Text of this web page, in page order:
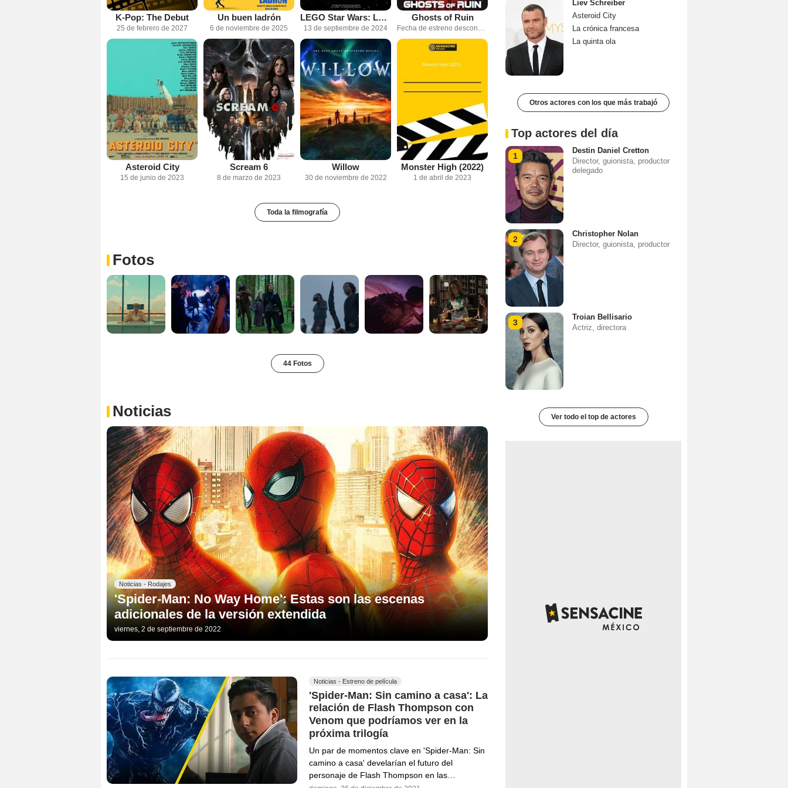
K-Pop: The Debut
25 de febrero de 2027
Un buen ladrón
6 de noviembre de 2025
LEGO Star Wars: La reconstrucción de la galaxia
13 de septiembre de 2024
Ghosts of Ruin
Fecha de estreno desconocida
Asteroid City
15 de junio de 2023
Scream 6
8 de marzo de 2023
Willow
30 de noviembre de 2022
Monster High (2022)
1 de abril de 2023
Toda la filmografía
Fotos
44 Fotos
Noticias
Noticias - Rodajes
'Spider-Man: No Way Home': Estas son las escenas
adicionales de la versión extendida
viernes, 2 de septiembre de 2022
Noticias - Estreno de película
'Spider-Man: Sin camino a casa': La
relación de Flash Thompson con
Venom que podríamos ver en la
próxima trilogía
Un par de momentos clave en 'Spider-Man: Sin
camino a casa' develarían el futuro del
personaje de Flash Thompson en las…
Liev Schreiber
Asteroid City
La crónica francesa
La quinta ola
Otros actores con los que más trabajó
Top actores del día
1
Destin Daniel Cretton
Director, guionista, productor
delegado
2
Christopher Nolan
Director, guionista, productor
3
Troian Bellisario
Actriz, directora
Ver todo el top de actores